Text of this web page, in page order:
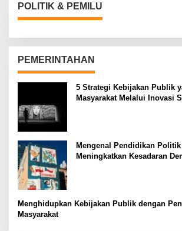
POLITIK & PEMILU
PEMERINTAHAN
5 Strategi Kebijakan Publik
Masyarakat Melalui Inovasi
Mengenal Pendidikan
Meningkatkan Kesadaran
Menghidupkan Kebijakan Publik dengan
Masyarakat